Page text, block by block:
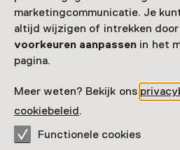
marketingcommunicatie. Je
altijd wijzigen of intrekken
voorkeuren aanpassen in het
pagina.
Meer weten? Bekijk ons
cookiebeleid.
Functionele cookies